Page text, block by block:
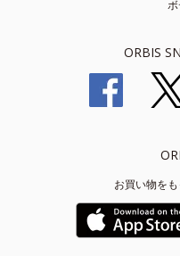
ORBIS
お買い物を